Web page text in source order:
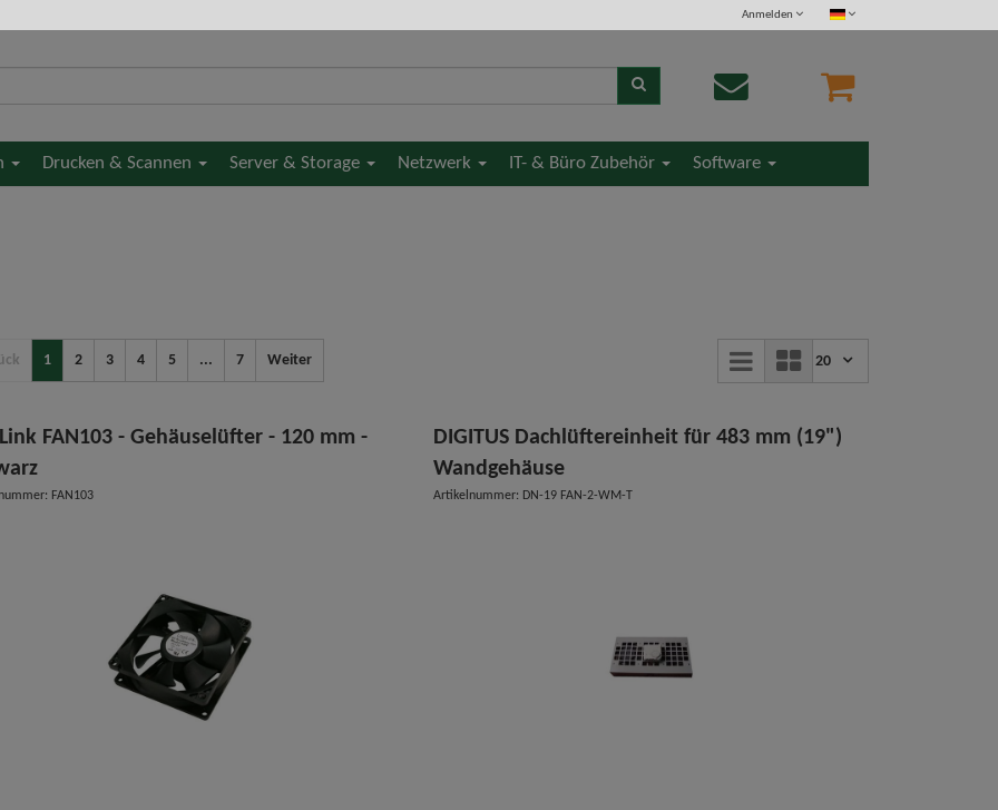
Anmelden
Drucken & Scannen Server & Storage Netzwerk IT- & Büro Zubehör Software
1 2 3 4 5 ... 7 Weiter 20
FAN103 - Gehäuselüfter - 120 mm -
FAN103
DIGITUS Dachlüftereinheit für 483 mm (19")
Wandgehäuse
Artikelnummer: DN-19 FAN-2-WM-T